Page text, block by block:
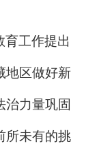
育工作提出
地区做好新
治力量巩固
所未有的挑